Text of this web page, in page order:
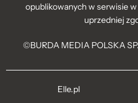
opublikowanych w serwisie
uprzedniej
©BURDA MEDIA POLSKA
Elle.pl